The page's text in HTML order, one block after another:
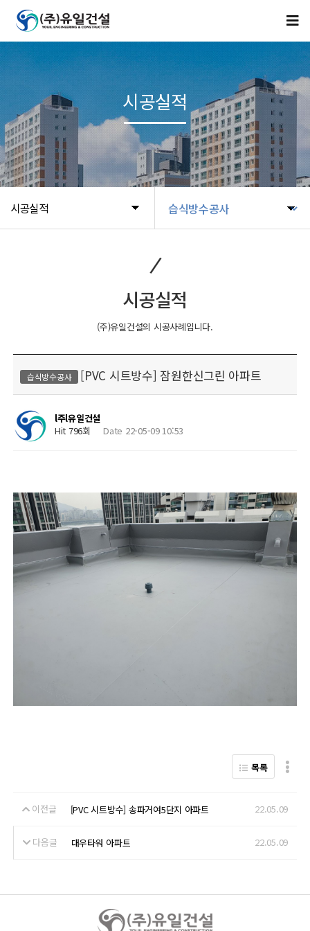
시공실적
시공실적
시공실적
(주)유일건설의 시공사례입니다.
습식방수공사 [PVC 시트방수] 잠원한신그린 아파트
l주l유일건설
Hit 796회
Date 22-05-09 10:53
목록
이전글 [PVC 시트방수] 송파거여5단지 아파트 22.05.09
다음글 대우타워 아파트 22.05.09